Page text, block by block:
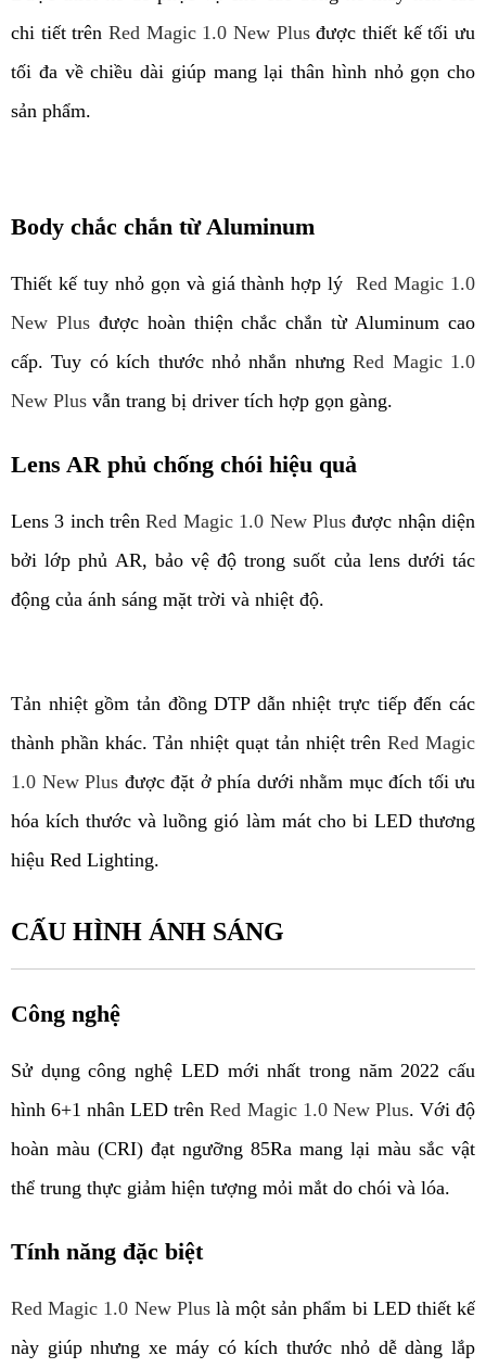
chi tiết trên Red Magic 1.0 New Plus được thiết kế tối ưu
tối đa về chiều dài giúp mang lại thân hình nhỏ gọn cho
sản phẩm.
Body chắc chắn từ Aluminum
Thiết kế tuy nhỏ gọn và giá thành hợp lý Red Magic 1.0
New Plus được hoàn thiện chắc chắn từ Aluminum cao
cấp. Tuy có kích thước nhỏ nhắn nhưng Red Magic 1.0
New Plus vẫn trang bị driver tích hợp gọn gàng.
Lens AR phủ chống chói hiệu quả
Lens 3 inch trên Red Magic 1.0 New Plus được nhận diện
bởi lớp phủ AR, bảo vệ độ trong suốt của lens dưới tác
động của ánh sáng mặt trời và nhiệt độ.
Tản nhiệt gồm tản đồng DTP dẫn nhiệt trực tiếp đến các
thành phần khác. Tản nhiệt quạt tản nhiệt trên Red Magic
1.0 New Plus được đặt ở phía dưới nhằm mục đích tối ưu
hóa kích thước và luồng gió làm mát cho bi LED thương
hiệu Red Lighting.
CẤU HÌNH ÁNH SÁNG
Công nghệ
Sử dụng công nghệ LED mới nhất trong năm 2022 cấu
hình 6+1 nhân LED trên Red Magic 1.0 New Plus. Với độ
hoàn màu (CRI) đạt ngưỡng 85Ra mang lại màu sắc vật
thể trung thực giảm hiện tượng mỏi mắt do chói và lóa.
Tính năng đặc biệt
Red Magic 1.0 New Plus là một sản phẩm bi LED thiết kế
này giúp nhưng xe máy có kích thước nhỏ dễ dàng lắp